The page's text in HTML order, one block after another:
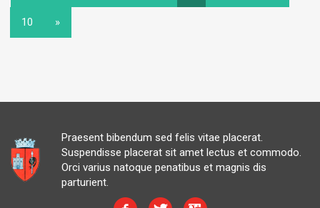
10 »
Praesent bibendum sed felis vitae placerat.
Suspendisse placerat sit amet lectus et commodo.
Orci varius natoque penatibus et magnis dis
parturient.